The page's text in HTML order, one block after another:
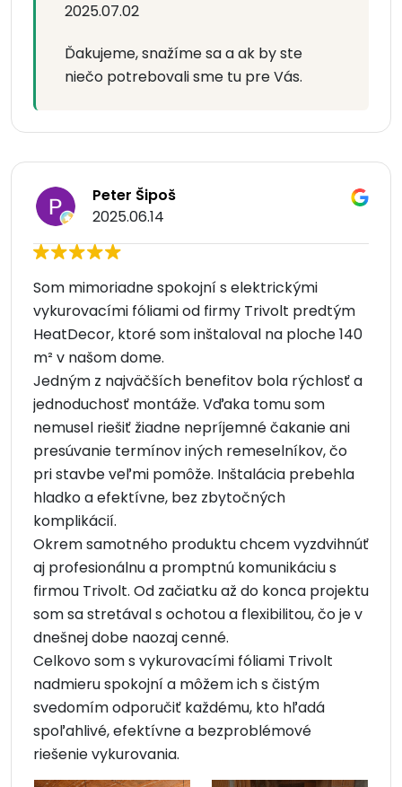
2025.07.02
Ďakujeme, snažíme sa a ak by ste
niečo potrebovali sme tu pre Vás.
Peter Šipoš
2025.06.14
Som mimoriadne spokojní s elektrickými
vykurovacími fóliami od firmy Trivolt predtým
HeatDecor, ktoré som inštaloval na ploche 140
m² v našom dome.
Jedným z najväčších benefitov bola rýchlosť a
jednoduchosť montáže. Vďaka tomu som
nemusel riešiť žiadne nepríjemné čakanie ani
presúvanie termínov iných remeselníkov, čo
pri stavbe veľmi pomôže. Inštalácia prebehla
hladko a efektívne, bez zbytočných
komplikácií.
Okrem samotného produktu chcem vyzdvihnúť
aj profesionálnu a promptnú komunikáciu s
firmou Trivolt. Od začiatku až do konca projektu
som sa stretával s ochotou a flexibilitou, čo je v
dnešnej dobe naozaj cenné.
Celkovo som s vykurovacími fóliami Trivolt
nadmieru spokojní a môžem ich s čistým
svedomím odporučiť každému, kto hľadá
spoľahlivé, efektívne a bezproblémové
riešenie vykurovania.